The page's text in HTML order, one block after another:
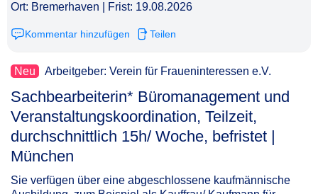
Ort: Bremerhaven | Frist: 19.08.2026
Kommentar hinzufügen Teilen
Neu Arbeitgeber: Verein für Fraueninteressen e.V.
Sachbearbeiterin* Büromanagement und
Veranstaltungskoordination, Teilzeit,
durchschnittlich 15h/ Woche, befristet |
München​‌‌‌‌​‌​‌‌‌​‌​​​‌‌​
Sie verfügen über eine abgeschlossene kaufmännische